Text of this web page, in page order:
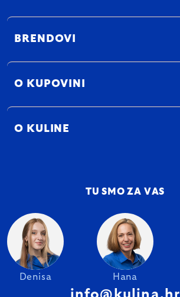
BRENDOVI
O KUPOVINI
O KULINE
TU SMO ZA VAS
Denisa Hana